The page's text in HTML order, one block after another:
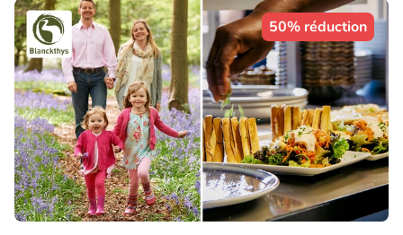
50% réduction